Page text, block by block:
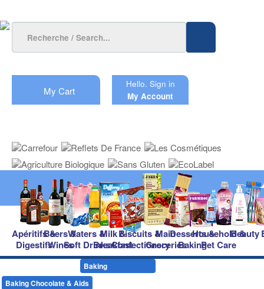
My Cart
Hello. Sign in
My Account
Apéritifs &
Digestifs
Beers &
Wines
Waters &
Soft Drinks
Milk &
Breakfast
Biscuits &
Confectionery
Main
Groceries
Desserts &
Baking
Household &
Pet Care
Beauty
Baking
Baking Chocolate & Aids